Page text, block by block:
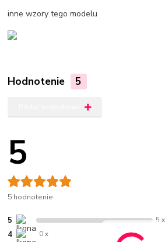
inne wzory tego modelu
Hodnotenie 5
5
5 hodnotenie
5 5 x
4 0 x